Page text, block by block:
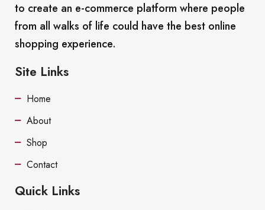
to create an e-commerce platform where people
from all walks of life could have the best online
shopping experience.
Site Links
Home
About
Shop
Contact
Quick Links